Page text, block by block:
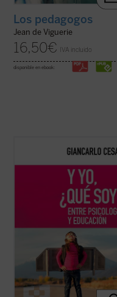
Los pedagogos
Jean de Viguerie
16,50€ IVA incluido
disponible en ebook:
¿Por qué habitualmente el fracaso escolar
termina en manos de un psicólogo? ¿Por
que dirigen la coordinación de la actividad
educativa? Frente a una mentalidad en la
que comúnmente la educación ha ...